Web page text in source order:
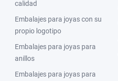
calidad
Embalajes para joyas con su
propio logotipo
Embalajes para joyas para
anillos
Embalajes para joyas para